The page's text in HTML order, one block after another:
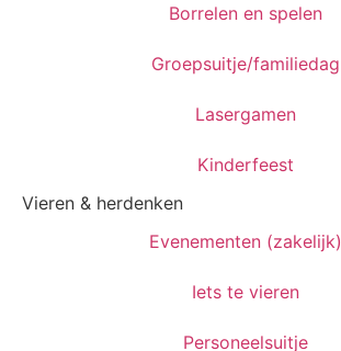
Borrelen en spelen
Groepsuitje/familiedag
Lasergamen
Kinderfeest
Vieren & herdenken
Evenementen (zakelijk)
Iets te vieren
Personeelsuitje